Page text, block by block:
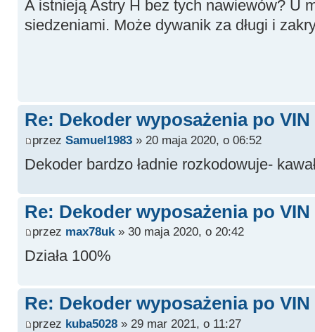
A istnieją Astry H bez tych nawiewów? U
siedzeniami. Może dywanik za długi i
Re: Dekoder wyposażenia po
przez Samuel1983» 20 maja 2020, o 06:52
Dekoder bardzo ładnie rozkodowuje-
Re: Dekoder wyposażenia po
przez max78uk» 30 maja 2020, o 20:42
Działa 100%
Re: Dekoder wyposażenia po
przez kuba5028» 29 mar 2021, o 11:27